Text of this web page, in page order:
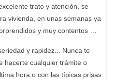
trato y atención, se
vivienda, en unas semanas ya
y muy contentos …
y rapidez... Nunca te
hacerte cualquier trámite o
hora o con las típicas prisas